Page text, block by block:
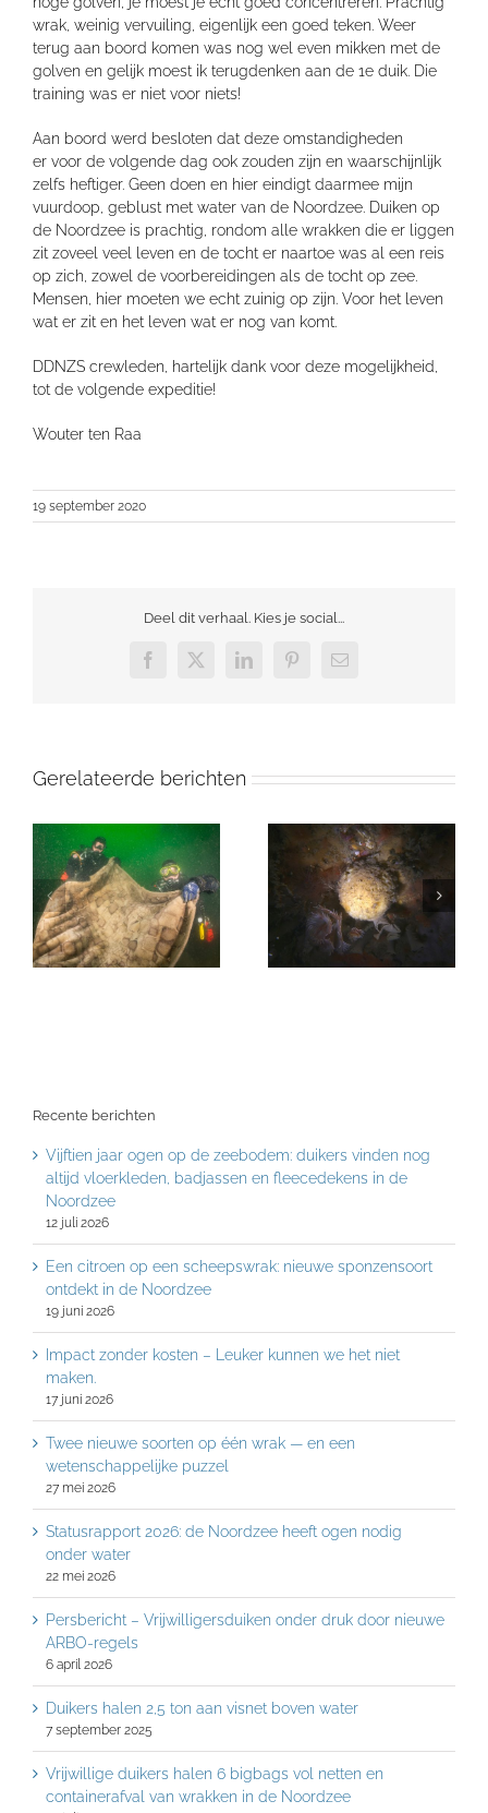
wrak, weinig vervuiling, eigenlijk een goed teken. Weer
terug aan boord komen was nog wel even mikken met de
golven en gelijk moest ik terugdenken aan de 1e duik. Die
training was er niet voor niets!
Aan boord werd besloten dat deze omstandigheden
er voor de volgende dag ook zouden zijn en waarschijnlijk
zelfs heftiger. Geen doen en hier eindigt daarmee mijn
vuurdoop, geblust met water van de Noordzee. Duiken op
de Noordzee is prachtig, rondom alle wrakken die er liggen
zit zoveel veel leven en de tocht er naartoe was al een reis
op zich, zowel de voorbereidingen als de tocht op zee.
Mensen, hier moeten we echt zuinig op zijn. Voor het leven
wat er zit en het leven wat er nog van komt.
DDNZS crewleden, hartelijk dank voor deze mogelijkheid,
tot de volgende expeditie!
Wouter ten Raa
19 september 2020
Deel dit verhaal. Kies je social...
Facebook
X LinkedInPinterest
E-
Gerelateerde berichten
Recente berichten
Vijftien jaar ogen op de zeebodem: duikers vinden nog
altijd vloerkleden, badjassen en fleecedekens in de
Noordzee
12 juli 2026
Een citroen op een scheepswrak: nieuwe sponzensoort
ontdekt in de Noordzee
19 juni 2026
Impact zonder kosten – Leuker kunnen we het niet
maken.
17 juni 2026
Twee nieuwe soorten op één wrak — en een
wetenschappelijke puzzel
27 mei 2026
Statusrapport 2026: de Noordzee heeft ogen nodig
onder water
22 mei 2026
Persbericht – Vrijwilligersduiken onder druk door nieuwe
ARBO-regels
6 april 2026
Duikers halen 2,5 ton aan visnet boven water
7 september 2025
Vrijwillige duikers halen 6 bigbags vol netten en
containerafval van wrakken in de Noordzee